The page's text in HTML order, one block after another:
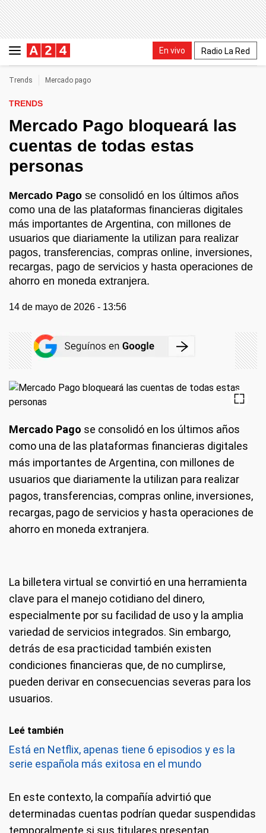
En vivo Radio La Red
Trends Mercado pago
TRENDS
Mercado Pago bloqueará las
cuentas de todas estas
personas
Mercado Pago se consolidó en los últimos años
como una de las plataformas financieras digitales
más importantes de Argentina, con millones de
usuarios que diariamente la utilizan para realizar
pagos, transferencias, compras online, inversiones,
recargas, pago de servicios y hasta operaciones de
ahorro en moneda extranjera.
14 de mayo de 2026 - 13:56
Mercado Pago se consolidó en los últimos años
como una de las plataformas financieras digitales
más importantes de Argentina, con millones de
usuarios que diariamente la utilizan para realizar
pagos, transferencias, compras online, inversiones,
recargas, pago de servicios y hasta operaciones de
ahorro en moneda extranjera.
La billetera virtual se convirtió en una herramienta
clave para el manejo cotidiano del dinero,
especialmente por su facilidad de uso y la amplia
variedad de servicios integrados. Sin embargo,
detrás de esa practicidad también existen
condiciones financieras que, de no cumplirse,
pueden derivar en consecuencias severas para los
usuarios.
Leé también
Está en Netflix, apenas tiene 6 episodios y es la
serie española más exitosa en el mundo
En este contexto, la compañía advirtió que
determinadas cuentas podrían quedar suspendidas
temporalmente si sus titulares presentan